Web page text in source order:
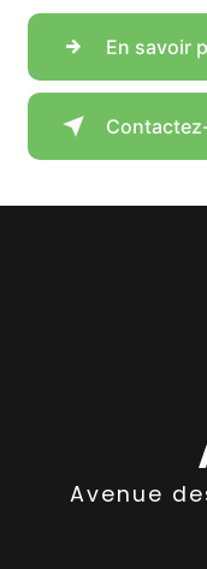
En savoir
Avenue